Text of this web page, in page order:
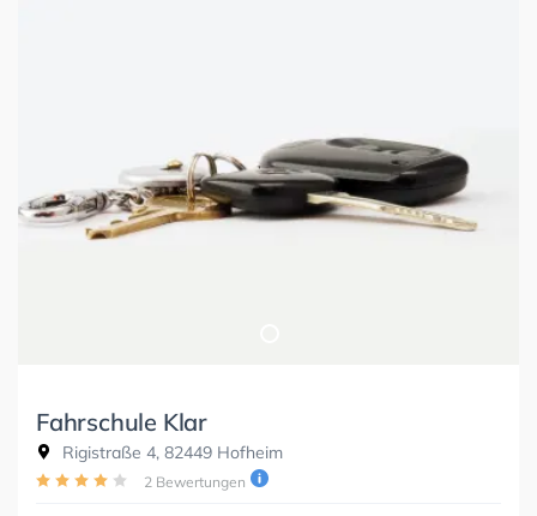
Fahrschule Klar
Rigistraße 4, 82449 Hofheim
2 Bewertungen